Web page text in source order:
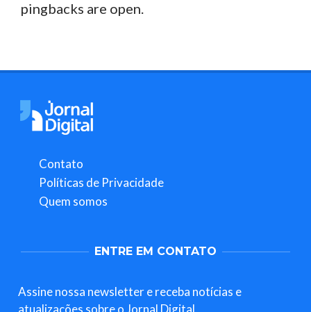
pingbacks are open.
Contato
Políticas de Privacidade
Quem somos
ENTRE EM CONTATO
Assine nossa newsletter e receba notícias e
atualizações sobre o Jornal Digital